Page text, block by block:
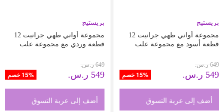
بريستيج
مجموعة أواني طهي جرانيت 12
قطعة أسود مع مجموعة علب
549 ر.س.‏
649 ر.س.‏
15% خصم
أضف إلى عربة التسوق
بريستيج
مجموعة أواني طهي جرانيت 12
قطعة وردي مع مجموعة علب
549 ر.س.‏
649 ر.س.‏
15% خصم
أضف إلى عربة التسوق